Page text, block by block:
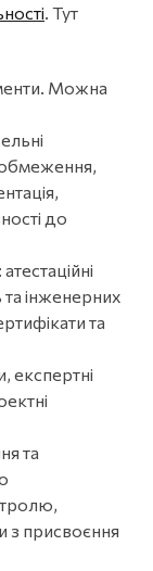
. Тут
Можна
обмеження,
до
та інженерних
та
експертні
та
з присвоєння